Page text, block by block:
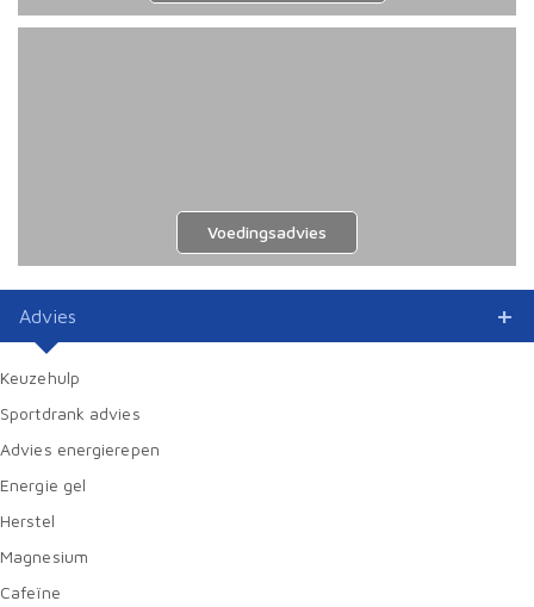
Voedingsadvies
Advies
Keuzehulp
Sportdrank advies
Advies energierepen
Energie gel
Herstel
Magnesium
Cafeïne